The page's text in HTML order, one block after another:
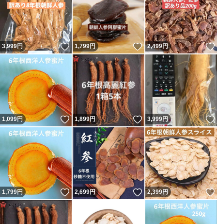
3,999円 いいね！
1,799円 いいね！
2,499円
1,099円 いいね！
1,899円 いいね！
3,999円
1,799円 いいね！
2,699円 いいね！
2,399円